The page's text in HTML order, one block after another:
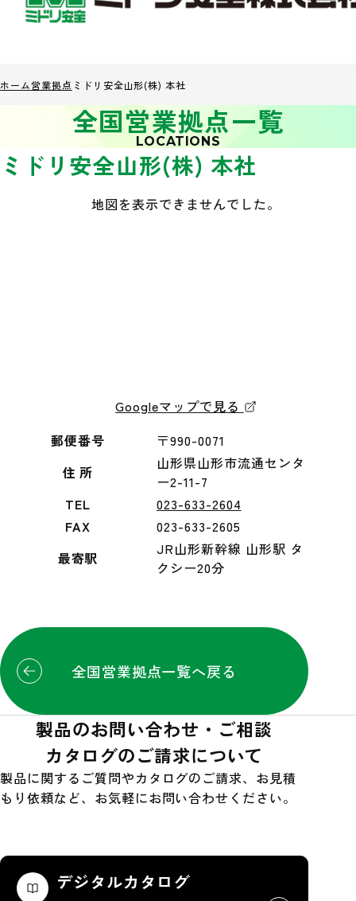
ホーム営業拠点 ミドリ安全山形(株) 本社
全国営業拠点一覧
LOCATIONS
ミドリ安全山形(株) 本社
地図を表示できませんでした。
Googleマップで見る
郵便番号
〒990-0071
住 所
山形県山形市流通センタ
ー2-11-7
TEL
023-633-2604
FAX
023-633-2605
最寄駅
JR山形新幹線 山形駅 タ
クシー20分
全国営業拠点一覧へ戻る
製品のお問い合わせ・ご相談
カタログのご請求について
製品に関するご質問やカタログのご請求、お見積
もり依頼など、お気軽にお問い合わせください。
デジタルカタログ